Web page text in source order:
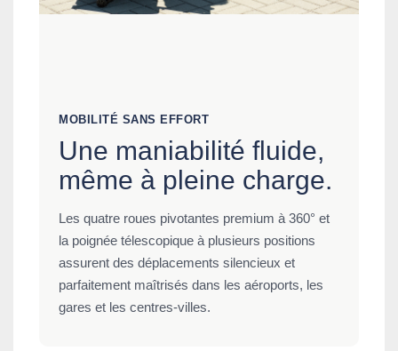
MOBILITÉ SANS EFFORT
Une maniabilité fluide,
même à pleine charge.
Les quatre roues pivotantes premium à 360° et
la poignée télescopique à plusieurs positions
assurent des déplacements silencieux et
parfaitement maîtrisés dans les aéroports, les
gares et les centres-villes.